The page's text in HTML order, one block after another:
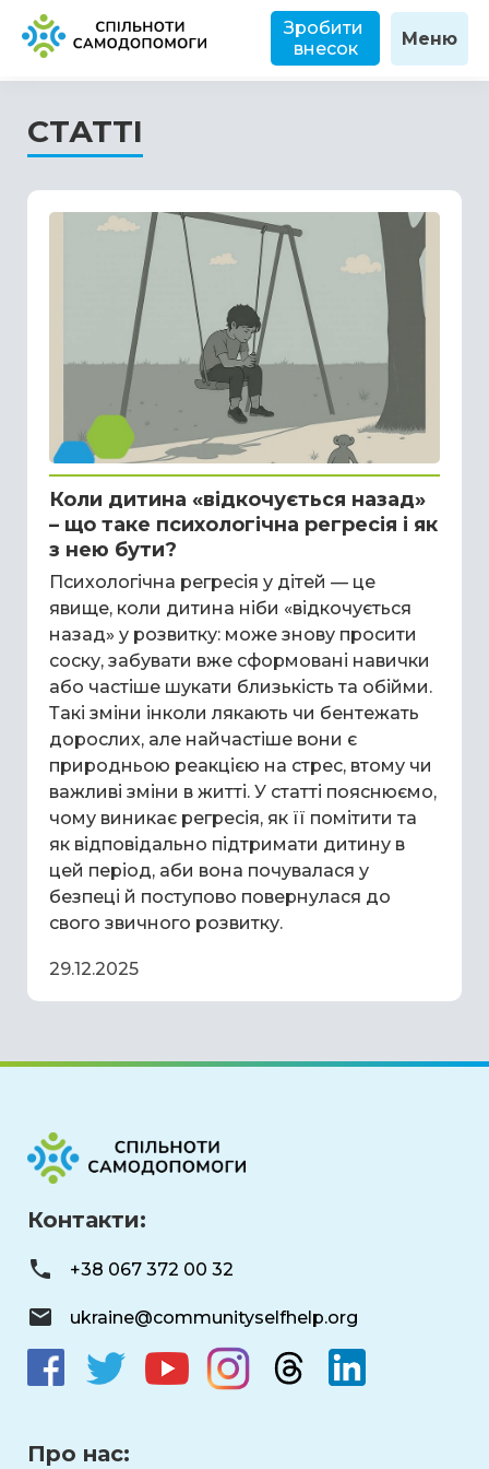
Зробити
внесок
Меню
СТАТТІ
Коли дитина «відкочується назад»
– що таке психологічна регресія і як
з нею бути?
Психологічна регресія у дітей — це
явище, коли дитина ніби «відкочується
назад» у розвитку: може знову просити
соску, забувати вже сформовані навички
або частіше шукати близькість та обійми.
Такі зміни інколи лякають чи бентежать
дорослих, але найчастіше вони є
природньою реакцією на стрес, втому чи
важливі зміни в житті. У статті пояснюємо,
чому виникає регресія, як її помітити та
як відповідально підтримати дитину в
цей період, аби вона почувалася у
безпеці й поступово повернулася до
свого звичного розвитку.
29.12.2025
Контакти:
+38 067 372 00 32
ukraine@communityselfhelp.org
Про нас: